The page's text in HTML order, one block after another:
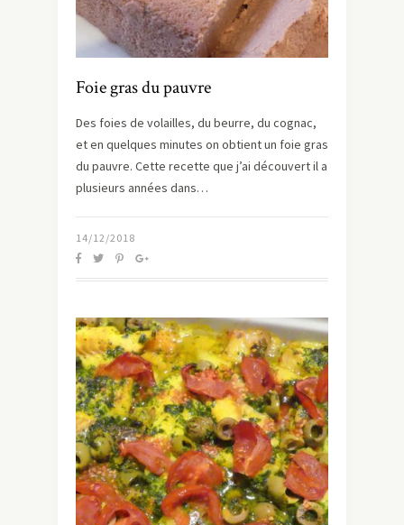
Foie gras du pauvre
Des foies de volailles, du beurre, du cognac,
et en quelques minutes on obtient un foie gras
du pauvre. Cette recette que j’ai découvert il a
plusieurs années dans…
14/12/2018